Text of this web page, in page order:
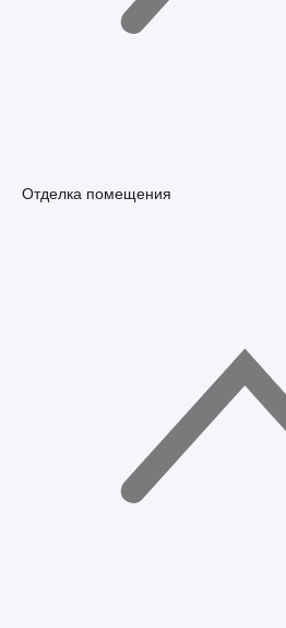
Отделка помещения